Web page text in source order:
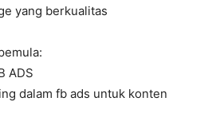
yang berkualitas
ADS
dalam fb ads untuk konten